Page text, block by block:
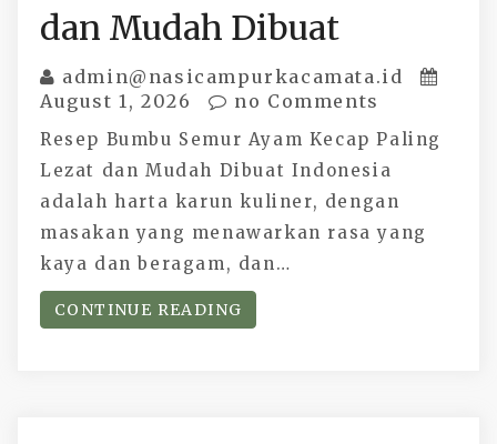
dan Mudah Dibuat
admin@nasicampurkacamata.id
August 1, 2026
no Comments
Resep Bumbu Semur Ayam Kecap Paling
Lezat dan Mudah Dibuat Indonesia
adalah harta karun kuliner, dengan
masakan yang menawarkan rasa yang
kaya dan beragam, dan…
CONTINUE READING